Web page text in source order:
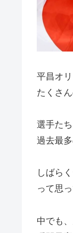
平昌オ
たくさ
選手た
過去最
しばら
って思
中でも